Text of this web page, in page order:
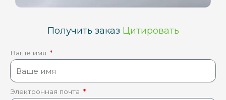
Получить заказ Цитировать
Ваше имя
Электронная почта